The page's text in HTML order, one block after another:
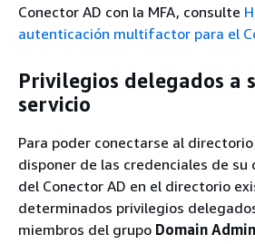
Conector AD con la MFA, consulte
autenticación multifactor para el
Privilegios delegados a
servicio
Para poder conectarse al
disponer de las credenciales de
del Conector AD en el directorio
determinados privilegios
miembros del grupo Domain